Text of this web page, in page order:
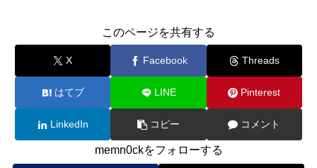
このページを共有する
X Facebook Threads
はてブ LINE Pinterest
LinkedIn コピー コメント
memn0ckをフォローする